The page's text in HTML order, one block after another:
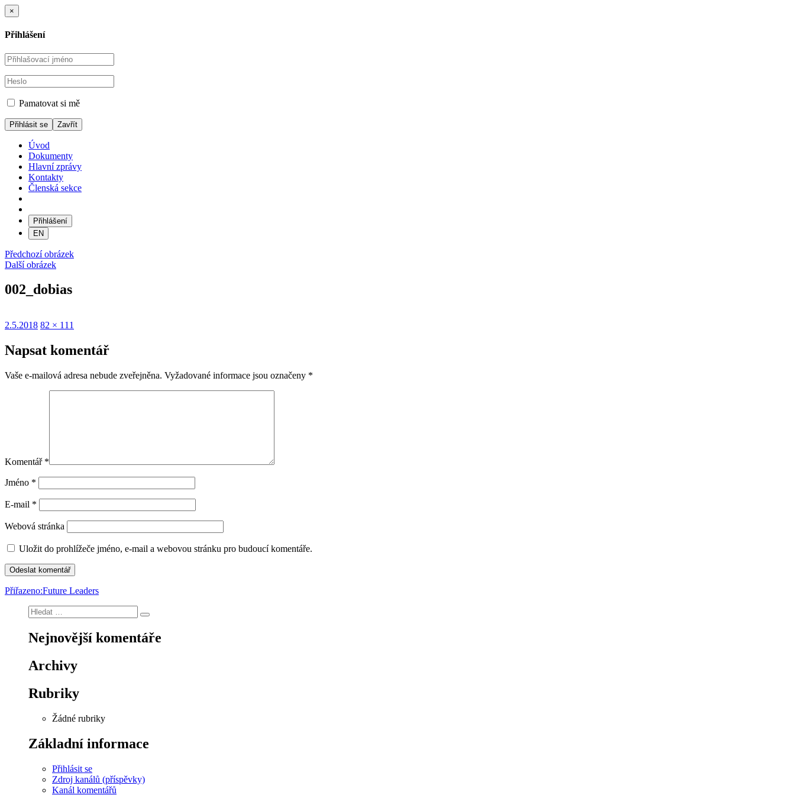
×
Přihlášení
Pamatovat si mě
Zavřít
Úvod
Dokumenty
Hlavní zprávy
Kontakty
Členská sekce
Přihlášení
EN
Předchozí obrázek
Další obrázek
002_dobias
Publikováno:
2.5.2018 Původní
82 × 111
Napsat komentář
Vaše e-mailová adresa nebude zveřejněna. Vyžadované informace jsou označeny *
Komentář *
Jméno *
E-mail *
Webová stránka
Uložit do prohlížeče jméno, e-mail a webovou stránku pro budoucí komentáře.
Navigace
Přiřazeno:Future Leaders
Hledat:
Hledání
Nejnovější komentáře
Archivy
Rubriky
Žádné rubriky
Základní informace
Přihlásit se
Zdroj kanálů (příspěvky)
Kanál komentářů